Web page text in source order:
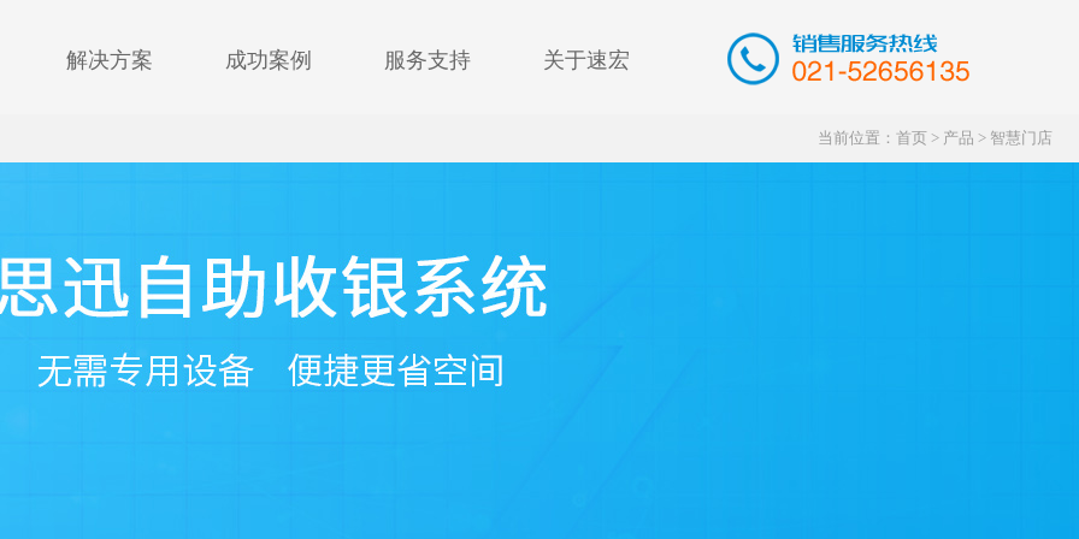
解决方案 成功案例 服务支持 关于速宏
当前位置： 首页 > 产品 > 智慧门店